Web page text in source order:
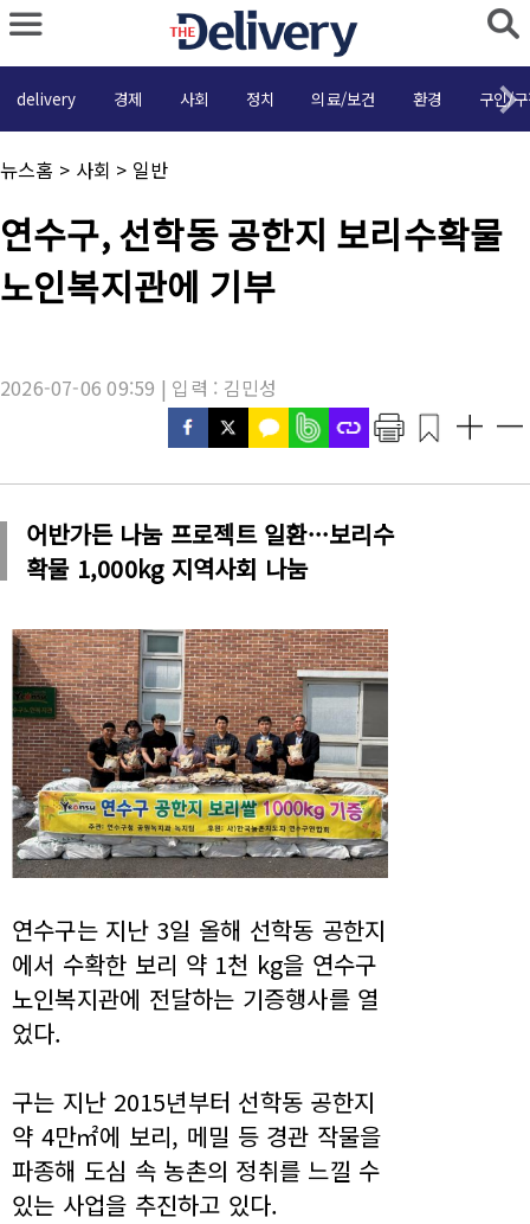
delivery 경제 사회 정치 의료/보건 환경 구인/
채
널
:
뉴스홈 > 사회 > 일반
기
사
목
:
연수구, 선학동 공한지 보리수확물
노인복지관에 기부
2026-07-06 09:59 | 입력 : 김민성
어반가든 나눔 프로젝트 일환···보리수
확물 1,000kg 지역사회 나눔
연수구는 지난 3일 올해 선학동 공한지
에서 수확한 보리 약 1천 kg을 연수구
노인복지관에 전달하는 기증행사를 열
었다.
구는 지난 2015년부터 선학동 공한지
약 4만㎡에 보리, 메밀 등 경관 작물을
파종해 도심 속 농촌의 정취를 느낄 수
있는 사업을 추진하고 있다.